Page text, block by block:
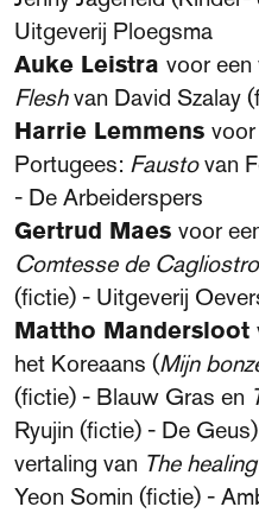
Uitgeverij Ploegsma
Auke Leistra voor een
Fleshvan David Szalay
Harrie Lemmens
Portugees: Faustovan
- De Arbeiderspers
Gertrud Maes voor
Comtesse de Cagliostro
(fictie) - Uitgeverij
Mattho Mandersloot
het Koreaans (Mijn
(fictie) - Blauw Gras en
Ryujin (fictie) - De
vertaling van The
Yeon Somin (fictie) -